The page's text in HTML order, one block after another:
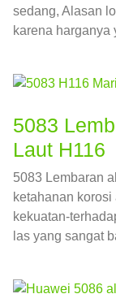
sedang, Alasan
karena harganya
5083
Laut H116
5083 Lembaran
ketahanan
kekuatan-
las yang sangat